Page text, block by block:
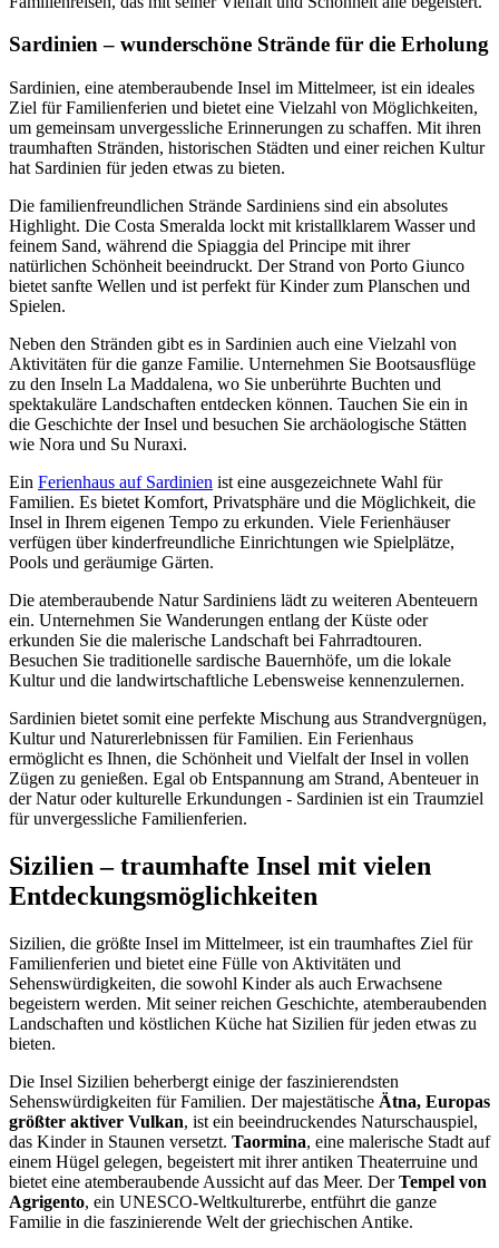
Sardinien – wunderschöne Strände für die Erholung
Sardinien, eine atemberaubende Insel im Mittelmeer, ist ein ideales
Ziel für Familienferien und bietet eine Vielzahl von Möglichkeiten,
um gemeinsam unvergessliche Erinnerungen zu schaffen. Mit ihren
traumhaften Stränden, historischen Städten und einer reichen Kultur
hat Sardinien für jeden etwas zu bieten.
Die familienfreundlichen Strände Sardiniens sind ein absolutes
Highlight. Die Costa Smeralda lockt mit kristallklarem Wasser und
feinem Sand, während die Spiaggia del Principe mit ihrer
natürlichen Schönheit beeindruckt. Der Strand von Porto Giunco
bietet sanfte Wellen und ist perfekt für Kinder zum Planschen und
Spielen.
Neben den Stränden gibt es in Sardinien auch eine Vielzahl von
Aktivitäten für die ganze Familie. Unternehmen Sie Bootsausflüge
zu den Inseln La Maddalena, wo Sie unberührte Buchten und
spektakuläre Landschaften entdecken können. Tauchen Sie ein in
die Geschichte der Insel und besuchen Sie archäologische Stätten
wie Nora und Su Nuraxi.
Ein Ferienhaus auf Sardinien ist eine ausgezeichnete Wahl für
Familien. Es bietet Komfort, Privatsphäre und die Möglichkeit, die
Insel in Ihrem eigenen Tempo zu erkunden. Viele Ferienhäuser
verfügen über kinderfreundliche Einrichtungen wie Spielplätze,
Pools und geräumige Gärten.
Die atemberaubende Natur Sardiniens lädt zu weiteren Abenteuern
ein. Unternehmen Sie Wanderungen entlang der Küste oder
erkunden Sie die malerische Landschaft bei Fahrradtouren.
Besuchen Sie traditionelle sardische Bauernhöfe, um die lokale
Kultur und die landwirtschaftliche Lebensweise kennenzulernen.
Sardinien bietet somit eine perfekte Mischung aus Strandvergnügen,
Kultur und Naturerlebnissen für Familien. Ein Ferienhaus
ermöglicht es Ihnen, die Schönheit und Vielfalt der Insel in vollen
Zügen zu genießen. Egal ob Entspannung am Strand, Abenteuer in
der Natur oder kulturelle Erkundungen - Sardinien ist ein Traumziel
für unvergessliche Familienferien.
Sizilien – traumhafte Insel mit vielen
Entdeckungsmöglichkeiten
Sizilien, die größte Insel im Mittelmeer, ist ein traumhaftes Ziel für
Familienferien und bietet eine Fülle von Aktivitäten und
Sehenswürdigkeiten, die sowohl Kinder als auch Erwachsene
begeistern werden. Mit seiner reichen Geschichte, atemberaubenden
Landschaften und köstlichen Küche hat Sizilien für jeden etwas zu
bieten.
Die Insel Sizilien beherbergt einige der faszinierendsten
Sehenswürdigkeiten für Familien. Der majestätische Ätna, Europas
größter aktiver Vulkan, ist ein beeindruckendes Naturschauspiel,
das Kinder in Staunen versetzt. Taormina, eine malerische Stadt auf
einem Hügel gelegen, begeistert mit ihrer antiken Theaterruine und
bietet eine atemberaubende Aussicht auf das Meer. DerTempel von
Agrigento, ein UNESCO-Weltkulturerbe, entführt die ganze
Familie in die faszinierende Welt der griechischen Antike.